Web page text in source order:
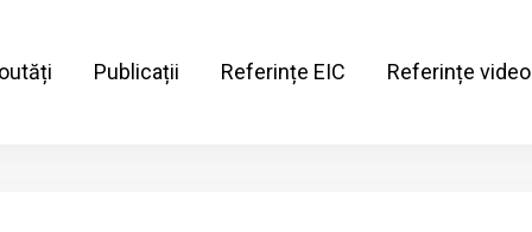
Publicații Referințe EIC Referințe video